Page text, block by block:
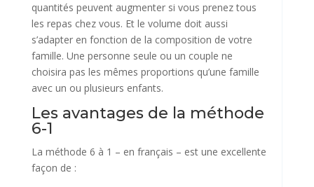
quantités peuvent augmenter si vous prenez tous
les repas chez vous. Et le volume doit aussi
s’adapter en fonction de la composition de votre
famille. Une personne seule ou un couple ne
choisira pas les mêmes proportions qu’une famille
avec un ou plusieurs enfants.
Les avantages de la méthode
6-1
La méthode 6 à 1 – en français – est une excellente
façon de :